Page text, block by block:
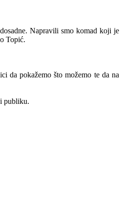
Napravili smo komad koji je
Topić.
da pokažemo što možemo te da na
publiku.